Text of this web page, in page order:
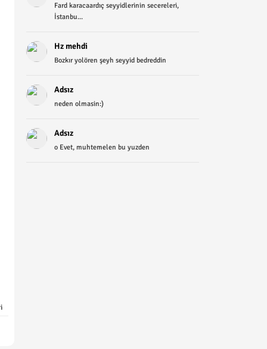
Fard karacaardıç seyyidlerinin secereleri,
İstanbu...
Hz mehdi
Bozkır yolören şeyh seyyid bedreddin
Adsız
neden olmasin:)
Adsız
o Evet, muhtemelen bu yuzden